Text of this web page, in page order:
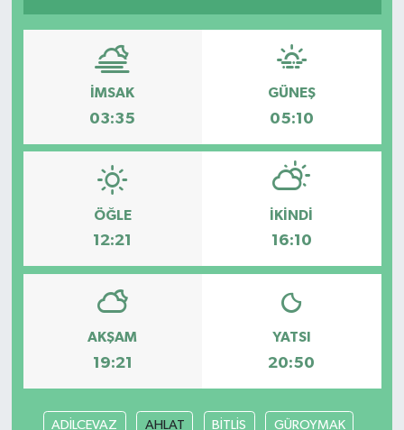
İMSAK
03:35
GÜNEŞ
05:10
ÖĞLE
12:21
İKINDI
16:10
AKŞAM
19:21
YATSI
20:50
ADİLCEVAZ AHLAT BİTLİS GÜROYMAK